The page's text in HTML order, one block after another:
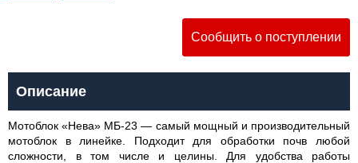
Сообщить о поступлении
Описание
Мотоблок «Нева» MБ-23 — самый мощный и производительный
мотоблок в линейке. Подходит для обработки почв любой
сложности, в том числе и целины. Для удобства работы